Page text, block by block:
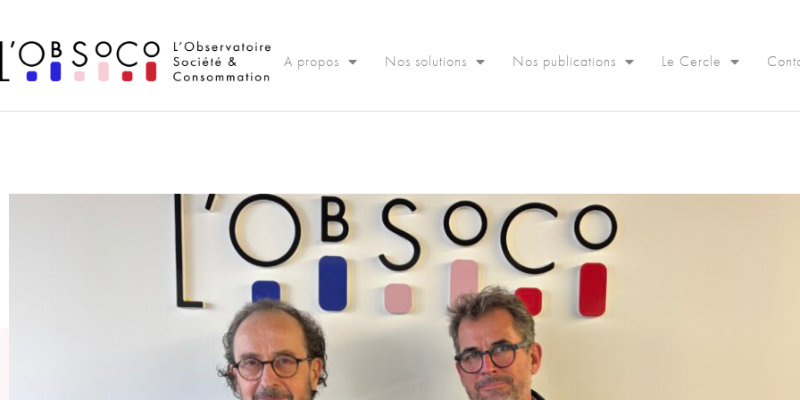
A propos Nos solutions Nos publications Le Cercle